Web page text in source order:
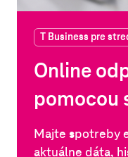
T Business pre
Online
pomocou
Majte spotreby
aktuálne dáta,